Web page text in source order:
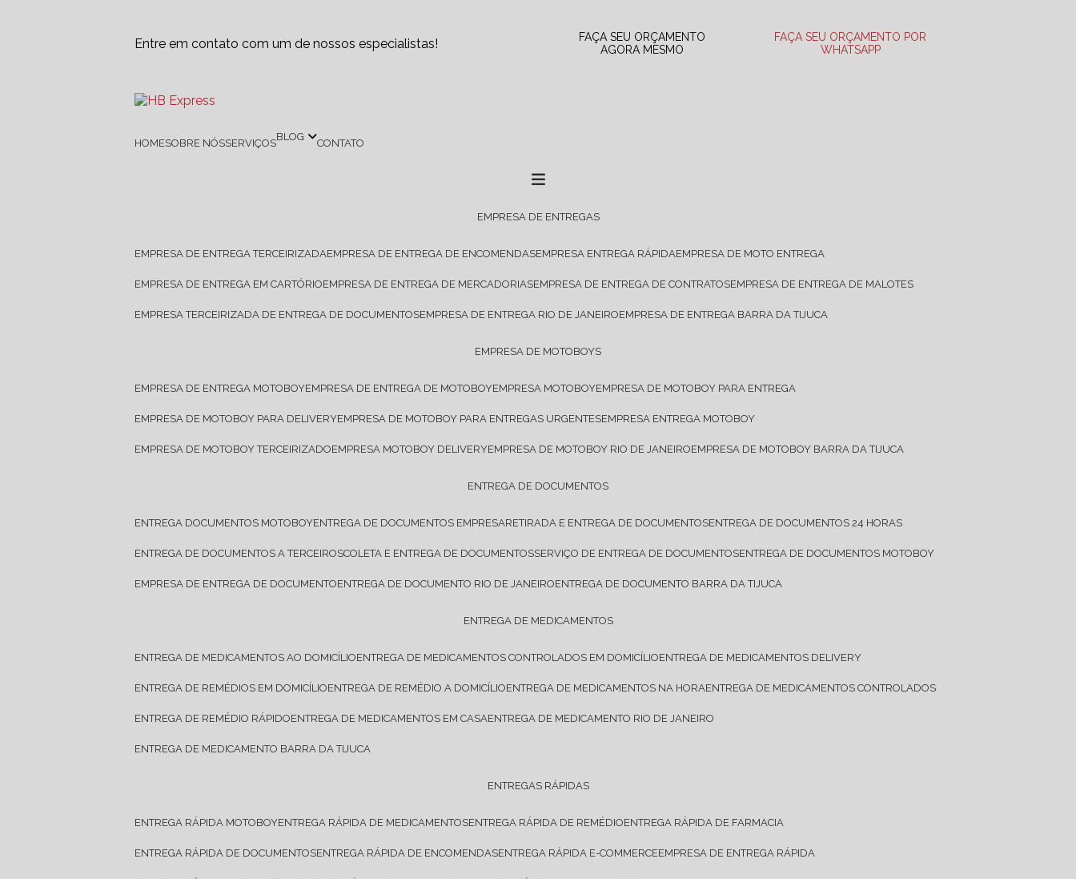
Entre em contato com um de nossos especialistas!
FAÇA SEU ORÇAMENTO
AGORA MESMO
FAÇA SEU ORÇAMENTO POR
WHATSAPP
HOME SOBRE NÓS SERVIÇOS BLOG CONTATO
EMPRESA DE ENTREGAS
EMPRESA DE ENTREGA TERCEIRIZADA EMPRESA DE ENTREGA DE ENCOMENDAS EMPRESA ENTREGA RÁPIDA EMPRESA DE MOTO ENTREGA
EMPRESA DE ENTREGA EM CARTÓRIO EMPRESA DE ENTREGA DE MERCADORIAS EMPRESA DE ENTREGA DE CONTRATOS EMPRESA DE ENTREGA DE MALOTES
EMPRESA TERCEIRIZADA DE ENTREGA DE DOCUMENTOS EMPRESA DE ENTREGA RIO DE JANEIRO EMPRESA DE ENTREGA BARRA DA TIJUCA
EMPRESA DE MOTOBOYS
EMPRESA DE ENTREGA MOTOBOY EMPRESA DE ENTREGA DE MOTOBOY EMPRESA MOTOBOY EMPRESA DE MOTOBOY PARA ENTREGA
EMPRESA DE MOTOBOY PARA DELIVERY EMPRESA DE MOTOBOY PARA ENTREGAS URGENTES EMPRESA ENTREGA MOTOBOY
EMPRESA DE MOTOBOY TERCEIRIZADO EMPRESA MOTOBOY DELIVERY EMPRESA DE MOTOBOY RIO DE JANEIRO EMPRESA DE MOTOBOY BARRA DA TIJUCA
ENTREGA DE DOCUMENTOS
ENTREGA DOCUMENTOS MOTOBOY ENTREGA DE DOCUMENTOS EMPRESA RETIRADA E ENTREGA DE DOCUMENTOS ENTREGA DE DOCUMENTOS 24 HORAS
ENTREGA DE DOCUMENTOS A TERCEIROS COLETA E ENTREGA DE DOCUMENTOS SERVIÇO DE ENTREGA DE DOCUMENTOS ENTREGA DE DOCUMENTOS MOTOBOY
EMPRESA DE ENTREGA DE DOCUMENTO ENTREGA DE DOCUMENTO RIO DE JANEIRO ENTREGA DE DOCUMENTO BARRA DA TIJUCA
ENTREGA DE MEDICAMENTOS
ENTREGA DE MEDICAMENTOS AO DOMICÍLIO ENTREGA DE MEDICAMENTOS CONTROLADOS EM DOMICÍLIO ENTREGA DE MEDICAMENTOS DELIVERY
ENTREGA DE REMÉDIOS EM DOMICÍLIO ENTREGA DE REMÉDIO A DOMICÍLIO ENTREGA DE MEDICAMENTOS NA HORA ENTREGA DE MEDICAMENTOS CONTROLADOS
ENTREGA DE REMÉDIO RÁPIDO ENTREGA DE MEDICAMENTOS EM CASA ENTREGA DE MEDICAMENTO RIO DE JANEIRO
ENTREGA DE MEDICAMENTO BARRA DA TIJUCA
ENTREGAS RÁPIDAS
ENTREGA RÁPIDA MOTOBOY ENTREGA RÁPIDA DE MEDICAMENTOS ENTREGA RÁPIDA DE REMÉDIO ENTREGA RÁPIDA DE FARMACIA
ENTREGA RÁPIDA DE DOCUMENTOS ENTREGA RÁPIDA DE ENCOMENDAS ENTREGA RÁPIDA E-COMMERCE EMPRESA DE ENTREGA RÁPIDA